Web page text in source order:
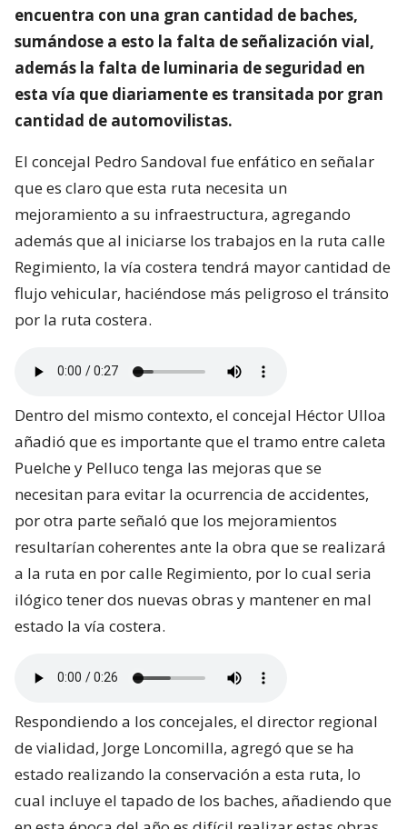
encuentra con una gran cantidad de baches,
sumándose a esto la falta de señalización vial,
además la falta de luminaria de seguridad en
esta vía que diariamente es transitada por gran
cantidad de automovilistas.
El concejal Pedro Sandoval fue enfático en señalar
que es claro que esta ruta necesita un
mejoramiento a su infraestructura, agregando
además que al iniciarse los trabajos en la ruta calle
Regimiento, la vía costera tendrá mayor cantidad de
flujo vehicular, haciéndose más peligroso el tránsito
por la ruta costera.
Dentro del mismo contexto, el concejal Héctor Ulloa
añadió que es importante que el tramo entre caleta
Puelche y Pelluco tenga las mejoras que se
necesitan para evitar la ocurrencia de accidentes,
por otra parte señaló que los mejoramientos
resultarían coherentes ante la obra que se realizará
a la ruta en por calle Regimiento, por lo cual seria
ilógico tener dos nuevas obras y mantener en mal
estado la vía costera.
Respondiendo a los concejales, el director regional
de vialidad, Jorge Loncomilla, agregó que se ha
estado realizando la conservación a esta ruta, lo
cual incluye el tapado de los baches, añadiendo que